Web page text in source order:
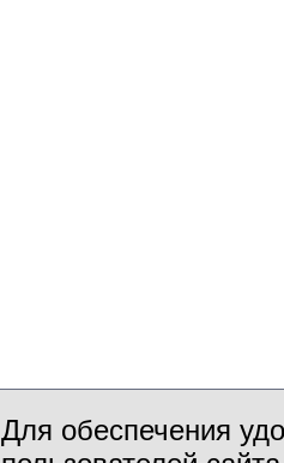
Для обеспечения